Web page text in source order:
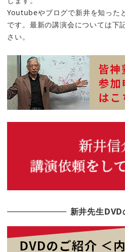
Youtubeやブログで新井を知った
です。最新の講演会については下
さい。
新井先生DVD